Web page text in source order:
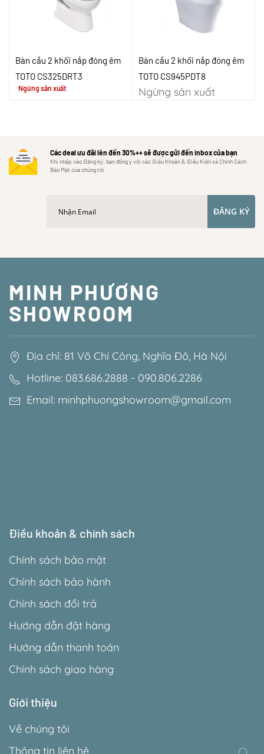
Bàn cầu 2 khối nắp đóng êm
TOTO CS325DRT3
Ngừng sản xuất
Bàn cầu 2 khối nắp đóng êm
TOTO CS945PDT8
Ngừng sản xuất
Các deal ưu đãi lên đến 30%++ sẽ được gửi đến inbox của bạn
Khi nhấp vào Đăng ký, bạn đồng ý với các Điều Khoản & Điều Kiện và Chính Sách
Bảo Mật của chúng tôi
ĐĂNG KÝ
MINH PHƯƠNG
SHOWROOM
Địa chỉ: 81 Võ Chí Công, Nghĩa Đô, Hà Nội
Hotline: 083.686.2888 - 090.806.2286
Email: minhphuongshowroom@gmail.com
Điều khoản & chính sách
Chính sách bảo mật
Chính sách bảo hành
Chính sách đổi trả
Hướng dẫn đặt hàng
Hướng dẫn thanh toán
Chính sách giao hàng
Giới thiệu
Về chúng tôi
Thông tin liên hệ